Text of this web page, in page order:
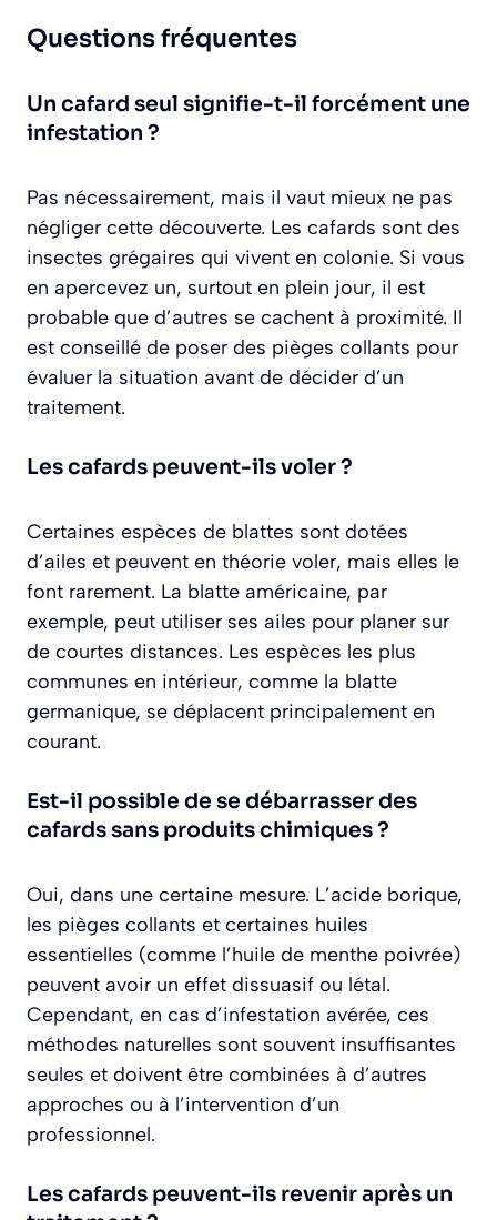
Questions fréquentes
Un cafard seul signifie-t-il forcément une
infestation ?
Pas nécessairement, mais il vaut mieux ne pas
négliger cette découverte. Les cafards sont des
insectes grégaires qui vivent en colonie. Si vous
en apercevez un, surtout en plein jour, il est
probable que d’autres se cachent à proximité. Il
est conseillé de poser des pièges collants pour
évaluer la situation avant de décider d’un
traitement.
Les cafards peuvent-ils voler ?
Certaines espèces de blattes sont dotées
d’ailes et peuvent en théorie voler, mais elles le
font rarement. La blatte américaine, par
exemple, peut utiliser ses ailes pour planer sur
de courtes distances. Les espèces les plus
communes en intérieur, comme la blatte
germanique, se déplacent principalement en
courant.
Est-il possible de se débarrasser des
cafards sans produits chimiques ?
Oui, dans une certaine mesure. L’acide borique,
les pièges collants et certaines huiles
essentielles (comme l’huile de menthe poivrée)
peuvent avoir un effet dissuasif ou létal.
Cependant, en cas d’infestation avérée, ces
méthodes naturelles sont souvent insuffisantes
seules et doivent être combinées à d’autres
approches ou à l’intervention d’un
professionnel.
Les cafards peuvent-ils revenir après un